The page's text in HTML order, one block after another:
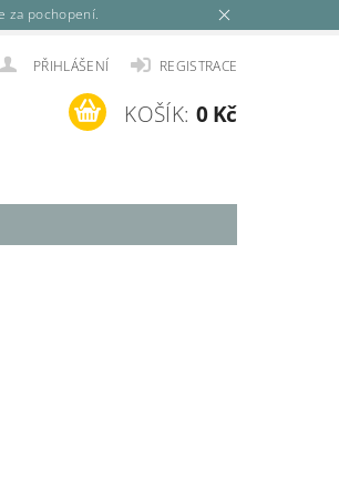
za pochopení.
PŘIHLÁŠENÍ REGISTRACE
KOŠÍK: 0 Kč